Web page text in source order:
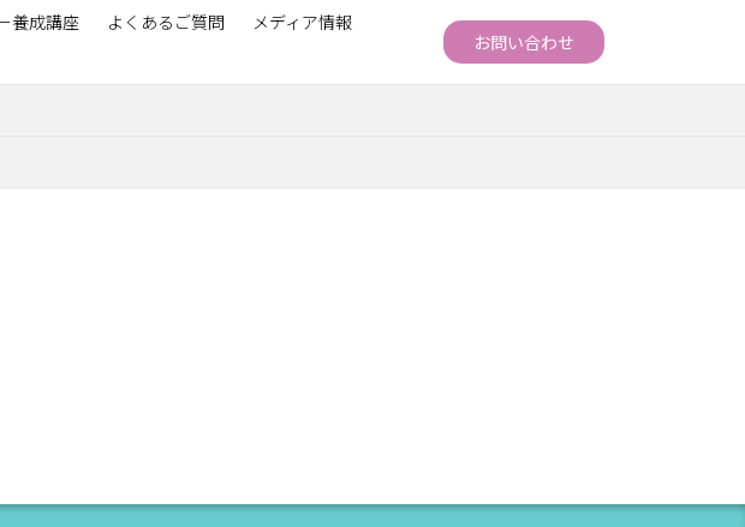
養成講座 よくあるご質問
メディア情報
お問い合わせ